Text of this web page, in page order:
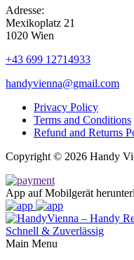
Adresse:
Mexikoplatz 21
1020 Wien
+43 699 12714933
handyvienna@gmail.com
Privacy Policy
Terms and Conditions
Refund and Returns
Copyright © 2026 Handy
App auf Mobilgerät
Main Menu